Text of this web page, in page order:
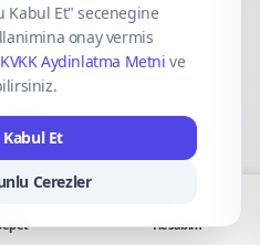
Mastercard
Kabul Et" secenegine
onay vermis
KVKK Aydinlatma Metni ve
Et
Cerezler
Hesabım